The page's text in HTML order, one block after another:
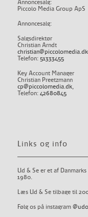
Annoncesalg:
Piccolo Media Group ApS
Annoncesalg:
Salgsdirektør
Christian Arndt
christian@piccolomedia.dk
Telefon: 51333455
Key Account Manager
Christian Preetzmann
cp@piccolomedia.dk,
Telefon: 42680845
Links og info
Ud & Se er et af
1980.
Læs Ud & Se tilbage til
Følg os på instagram